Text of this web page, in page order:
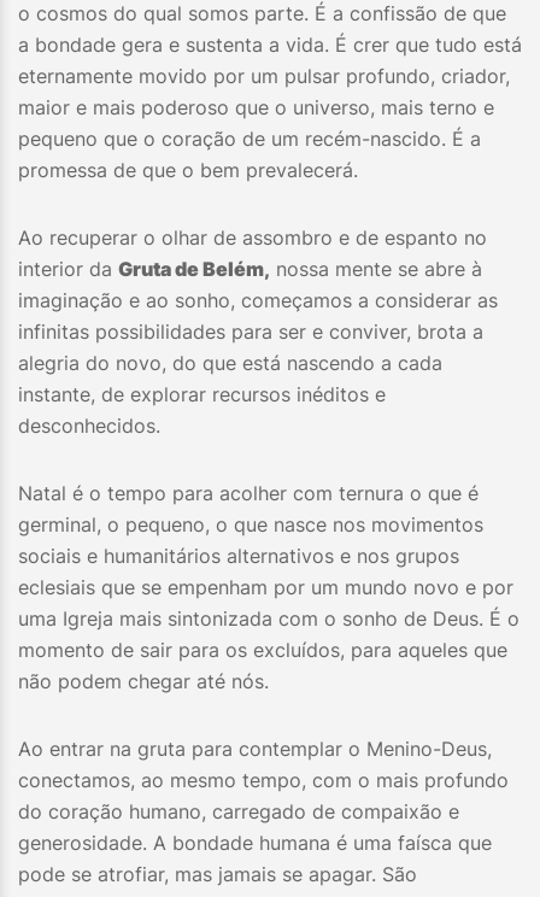
o cosmos do qual somos parte. É a confissão de que
a bondade gera e sustenta a vida. É crer que tudo está
eternamente movido por um pulsar profundo, criador,
maior e mais poderoso que o universo, mais terno e
pequeno que o coração de um recém-nascido. É a
promessa de que o bem prevalecerá.
Ao recuperar o olhar de assombro e de espanto no
interior da Gruta de Belém, nossa mente se abre à
imaginação e ao sonho, começamos a considerar as
infinitas possibilidades para ser e conviver, brota a
alegria do novo, do que está nascendo a cada
instante, de explorar recursos inéditos e
desconhecidos.
Natal é o tempo para acolher com ternura o que é
germinal, o pequeno, o que nasce nos movimentos
sociais e humanitários alternativos e nos grupos
eclesiais que se empenham por um mundo novo e por
uma Igreja mais sintonizada com o sonho de Deus. É o
momento de sair para os excluídos, para aqueles que
não podem chegar até nós.
Ao entrar na gruta para contemplar o Menino-Deus,
conectamos, ao mesmo tempo, com o mais profundo
do coração humano, carregado de compaixão e
generosidade. A bondade humana é uma faísca que
pode se atrofiar, mas jamais se apagar. São